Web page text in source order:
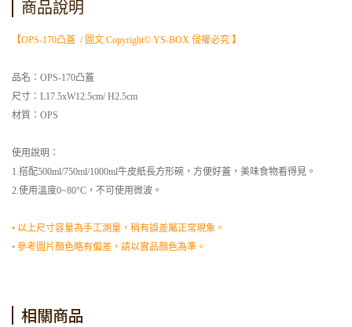
商品說明
【OPS-170凸蓋 / 圖文 Copyright© YS-BOX 侵權必究 】
品名：OPS-170凸蓋
尺寸：L17.5xW12.5cm/ H2.5cm
材質：OPS
使用說明：
1.搭配500ml/750ml/1000ml牛皮紙長方形碗，方便好蓋，美味食物看得見。
2.使用溫度0~80°C，不可使用微波。
• 以上尺寸容量為手工測量，稍有誤差屬正常現象。
• 參考圖片顏色略有偏差，請以實品顏色為準。
相關商品